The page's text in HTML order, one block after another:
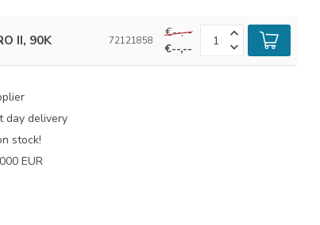
II, 90K 72121858
€--,--
€--,--
day delivery
stock!
EUR